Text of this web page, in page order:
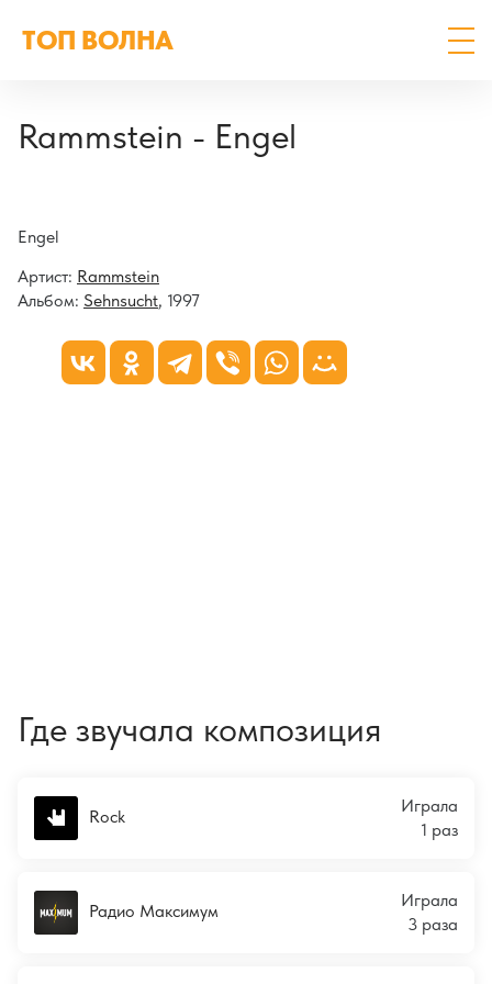
ТОП ВОЛНА
Rammstein - Engel
Engel
Артист: Rammstein
Альбом: Sehnsucht, 1997
Где звучала композиция
Rock
Играла
1 раз
Радио Максимум
Играла
3 раза